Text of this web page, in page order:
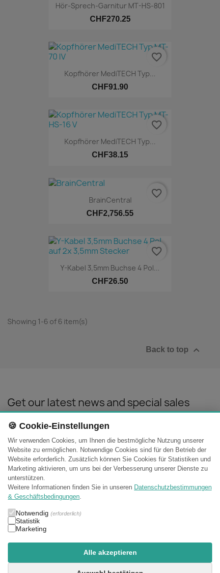
🍪 Cookie-Einstellungen
Wir verwenden Cookies, um Ihnen die bestmögliche Nutzung unserer
Website zu ermöglichen. Notwendige Cookies sind für den Betrieb der
Website erforderlich. Zusätzlich können Sie Cookies für Statistiken und
Marketing aktivieren, um uns bei der Verbesserung unserer Dienste zu
unterstützen.
Weitere Informationen finden Sie in unseren Datenschutzbestimmungen
& Geschäftsbedingungen.
Notwendig (erforderlich)
Statistik
Marketing
Alle akzeptieren
Hör-Sprech-Garnitur MT-HS-801
CHF270.25
Kopfhörer MediTECH Typ...
CHF91.90
favorite_border
Kopfhörer MediTECH Typ...
CHF38.15
favorite_border
BrainCentral
CHF2,756.55
favorite_border
Y-Kabel 3,5mm Buchse 4 Pol...
CHF26.50
favorite_border
Showing 1-6 of 6 item(s)
Back to top 
Get our latest news and special sales
You may unsubscribe at any moment. For that purpose, please find our
contact info in the legal notice.
Our company